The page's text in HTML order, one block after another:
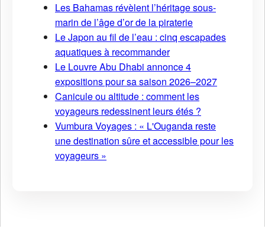
Les Bahamas révèlent l’héritage sous-
marin de l’âge d’or de la piraterie
Le Japon au fil de l’eau : cinq escapades
aquatiques à recommander
Le Louvre Abu Dhabi annonce 4
expositions pour sa saison 2026–2027
Canicule ou altitude : comment les
voyageurs redessinent leurs étés ?
Vumbura Voyages : « L'Ouganda reste
une destination sûre et accessible pour les
voyageurs »